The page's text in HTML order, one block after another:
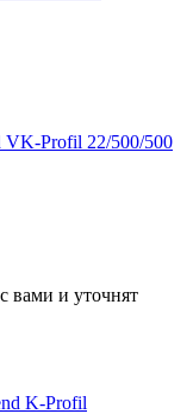
VK-Profil 22/500/500
вами и уточнят